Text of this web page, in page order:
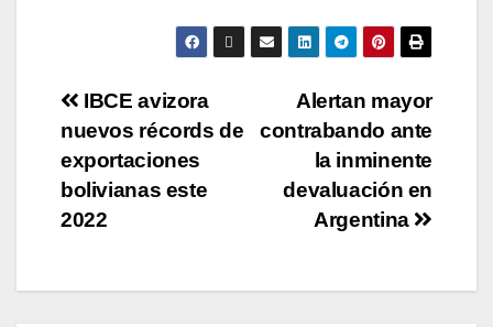
Alertan mayor
contrabando ante
la inminente
devaluación en
Argentina
IBCE avizora
nuevos récords de
exportaciones
bolivianas este
2022